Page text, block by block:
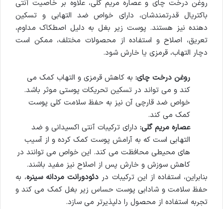
روغن درخت چای و عصاره مریم گلی، علاوه بر خاصیت آنتی
باکتریال قدرتمندشان، دارای خواص ضد التهابی و تسکین
دهنده نیز هستند. پوست زیر بغل به دلیل اصطکاک مداوم،
تعریق، اصلاح و استفاده از محصولات مختلف، ممکن است
دچار التهاب، قرمزی یا خارش شود.
روغن درخت چای: به کاهش قرمزی و التهاب کمک می
کند و می تواند در تسکین تحریکات پوستی موثر باشد.
خواص ضد قارچی آن نیز به حفظ سلامت کلی پوست
کمک می کند.
عصاره مریم گلی: دارای ترکیبات آنتی اکسیدانی و ضد
التهابی است که به آرامش پوست کمک کرده و از آسیب
های محیطی محافظت می کند. این خواص می توانند در
کاهش سوزش و خارش پس از اصلاح نیز مفید باشند.
بنابراین، استفاده از این ترکیبات در دئودورانت مردانه سینره، به
حفظ سلامت و شادابی پوست حساس زیر بغل کمک می کند و
تجربه استفاده از محصول را دلپذیرتر می سازد.